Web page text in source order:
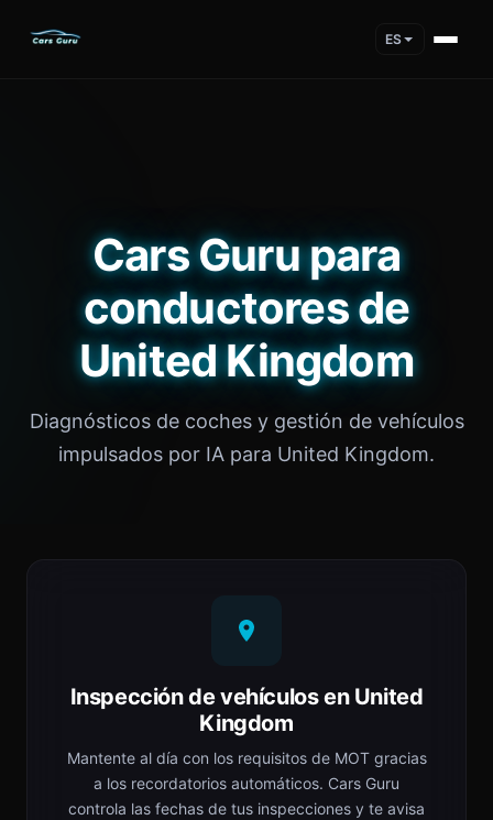
ES
Cars Guru para
conductores de
United Kingdom
Diagnósticos de coches y gestión de vehículos
impulsados por IA para United Kingdom.
Inspección de vehículos en United
Kingdom
Mantente al día con los requisitos de MOT gracias
a los recordatorios automáticos. Cars Guru
controla las fechas de tus inspecciones y te avisa